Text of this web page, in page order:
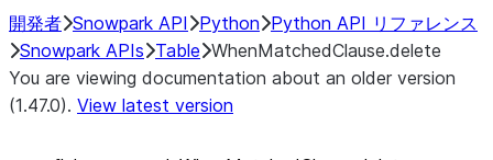
開発者 Snowpark API Python Python API リファレンス
Snowpark APIs Table WhenMatchedClause.delete
You are viewing documentation about an older version
(1.47.0). View latest version